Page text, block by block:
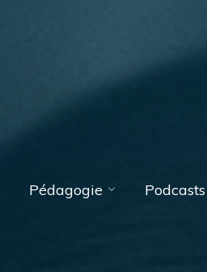
Pédagogie Podcasts